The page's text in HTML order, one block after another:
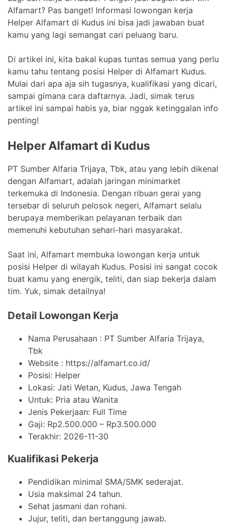
Alfamart? Pas banget! Informasi lowongan kerja
Helper Alfamart di Kudus ini bisa jadi jawaban buat
kamu yang lagi semangat cari peluang baru.
Di artikel ini, kita bakal kupas tuntas semua yang perlu
kamu tahu tentang posisi Helper di Alfamart Kudus.
Mulai dari apa aja sih tugasnya, kualifikasi yang dicari,
sampai gimana cara daftarnya. Jadi, simak terus
artikel ini sampai habis ya, biar nggak ketinggalan info
penting!
Helper Alfamart di Kudus
PT Sumber Alfaria Trijaya, Tbk, atau yang lebih dikenal
dengan Alfamart, adalah jaringan minimarket
terkemuka di Indonesia. Dengan ribuan gerai yang
tersebar di seluruh pelosok negeri, Alfamart selalu
berupaya memberikan pelayanan terbaik dan
memenuhi kebutuhan sehari-hari masyarakat.
Saat ini, Alfamart membuka lowongan kerja untuk
posisi Helper di wilayah Kudus. Posisi ini sangat cocok
buat kamu yang energik, teliti, dan siap bekerja dalam
tim. Yuk, simak detailnya!
Detail Lowongan Kerja
Nama Perusahaan : PT Sumber Alfaria Trijaya,
Tbk
Website : https://alfamart.co.id/
Posisi: Helper
Lokasi: Jati Wetan, Kudus, Jawa Tengah
Untuk: Pria atau Wanita
Jenis Pekerjaan: Full Time
Gaji: Rp2.500.000 – Rp3.500.000
Terakhir: 2026-11-30
Kualifikasi Pekerja
Pendidikan minimal SMA/SMK sederajat.
Usia maksimal 24 tahun.
Sehat jasmani dan rohani.
Jujur, teliti, dan bertanggung jawab.